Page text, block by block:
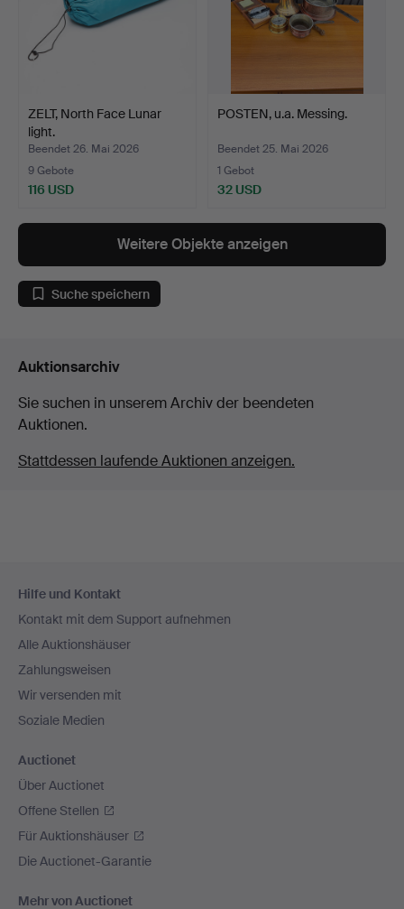
ZELT, North Face Lunar
light.
Beendet 26. Mai 2026
9 Gebote
116 USD
POSTEN, u.a. Messing.
Beendet 25. Mai 2026
1 Gebot
32 USD
Weitere Objekte anzeigen
Suche speichern
Auktionsarchiv
Sie suchen in unserem Archiv der beendeten
Auktionen.
Stattdessen laufende Auktionen anzeigen.
Navigation
Hilfe und Kontakt
Kontakt mit dem Support aufnehmen
Alle Auktionshäuser
Zahlungsweisen
Wir versenden mit
Soziale Medien
Auctionet
Über Auctionet
Offene Stellen
Für Auktionshäuser
Die Auctionet-Garantie
Mehr von Auctionet